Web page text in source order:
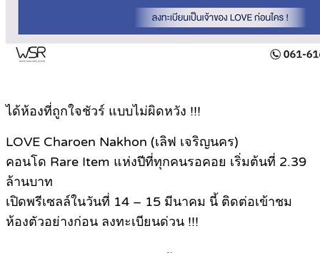
ได้ห้องที่ถูกใจชัวร์ แบบไม่ผิดหวัง !!!
LOVE Charoen Nakhon (เลิฟ เจริญนคร)
คอนโด Rare Item แห่งปีที่ทุกคนรอคอย เริ่มต้นที่ 2.39
ล้านบาท
เปิดพรีเซลล์ในวันที่ 14 – 15 มีนาคม นี้ ติดต่อเข้าชม
ห้องตัวอย่างก่อน ลงทะเบียนด่วน !!!